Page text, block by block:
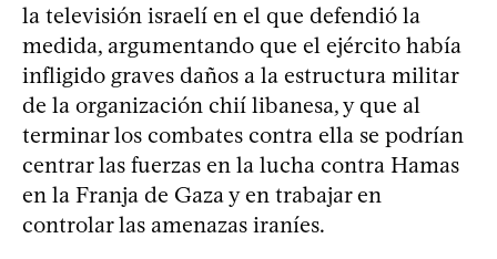
la televisión israelí en el que defendió la
medida, argumentando que el ejército había
infligido graves daños a la estructura militar
de la organización chií libanesa, y que al
terminar los combates contra ella se podrían
centrar las fuerzas en la lucha contra Hamas
en la Franja de Gaza y en trabajar en
controlar las amenazas iraníes.